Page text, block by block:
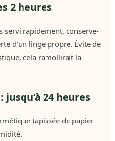
2 heures
servi rapidement, conserve-
d’un linge propre. Évite de
cela ramollirait la
24 heures
tapissée de papier